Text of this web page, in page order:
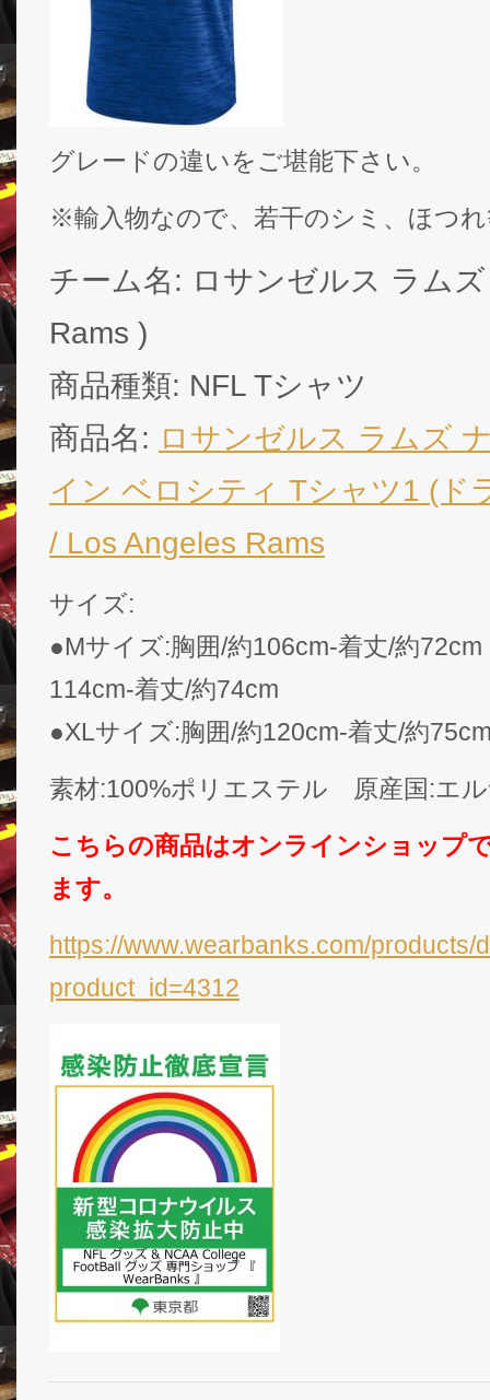
グレードの違いをご堪能下さい。
※輸入物なので、若干のシミ、ほつ
チーム名: ロサンゼルス ラム
Rams )
商品種類: NFL Tシャツ
商品名: ロサンゼルス ラムズ
イン ベロシティ Tシャツ1 (ド
/ Los Angeles Rams
サイズ:
●Mサイズ:胸囲/約106cm-着丈/約
114cm-着丈/約74cm
●XLサイズ:胸囲/約120cm-着丈/約
素材:100%ポリエステル 原産国:エ
こちらの商品はオンラインショップ
ます。
https://www.wearbanks.com/products/
product_id=4312